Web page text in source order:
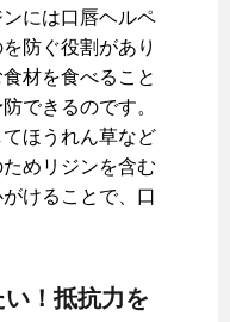
には口唇ヘルペ
防ぐ役割があり
材を食べること
できるのです。
ほうれん草など
めリジンを含む
けることで、口
！抵抗力を